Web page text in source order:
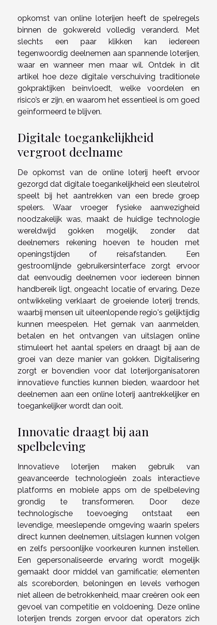
opkomst van online loterijen heeft de spelregels
binnen de gokwereld volledig veranderd. Met
slechts een paar klikken kan iedereen
tegenwoordig deelnemen aan spannende loterijen,
waar en wanneer men maar wil. Ontdek in dit
artikel hoe deze digitale verschuiving traditionele
gokpraktijken beïnvloedt, welke voordelen en
risico’s er zijn, en waarom het essentieel is om goed
geïnformeerd te blijven.
Digitale toegankelijkheid
vergroot deelname
De opkomst van de online loterij heeft ervoor
gezorgd dat digitale toegankelijkheid een sleutelrol
speelt bij het aantrekken van een brede groep
spelers. Waar vroeger fysieke aanwezigheid
noodzakelijk was, maakt de huidige technologie
wereldwijd gokken mogelijk, zonder dat
deelnemers rekening hoeven te houden met
openingstijden of reisafstanden. Een
gestroomlijnde gebruikersinterface zorgt ervoor
dat eenvoudig deelnemen voor iedereen binnen
handbereik ligt, ongeacht locatie of ervaring. Deze
ontwikkeling verklaart de groeiende loterij trends,
waarbij mensen uit uiteenlopende regio's gelijktijdig
kunnen meespelen. Het gemak van aanmelden,
betalen en het ontvangen van uitslagen online
stimuleert het aantal spelers en draagt bij aan de
groei van deze manier van gokken. Digitalisering
zorgt er bovendien voor dat loterijorganisatoren
innovatieve functies kunnen bieden, waardoor het
deelnemen aan een online loterij aantrekkelijker en
toegankelijker wordt dan ooit.
Innovatie draagt bij aan
spelbeleving
Innovatieve loterijen maken gebruik van
geavanceerde technologieën zoals interactieve
platforms en mobiele apps om de spelbeleving
grondig te transformeren. Door deze
technologische toevoeging ontstaat een
levendige, meeslepende omgeving waarin spelers
direct kunnen deelnemen, uitslagen kunnen volgen
en zelfs persoonlijke voorkeuren kunnen instellen.
Een gepersonaliseerde ervaring wordt mogelijk
gemaakt door middel van gamificatie; elementen
als scoreborden, beloningen en levels verhogen
niet alleen de betrokkenheid, maar creëren ook een
gevoel van competitie en voldoening. Deze online
loterijen trends zorgen ervoor dat operators zich